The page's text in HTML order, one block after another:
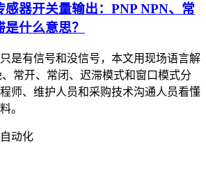
器开关量输出：PNP NPN、常
什么意思？
是有信号和没信号，本文用现场语言解
常开、常闭、迟滞模式和窗口模式分
师、维护人员和采购技术沟通人员看懂
。
动化